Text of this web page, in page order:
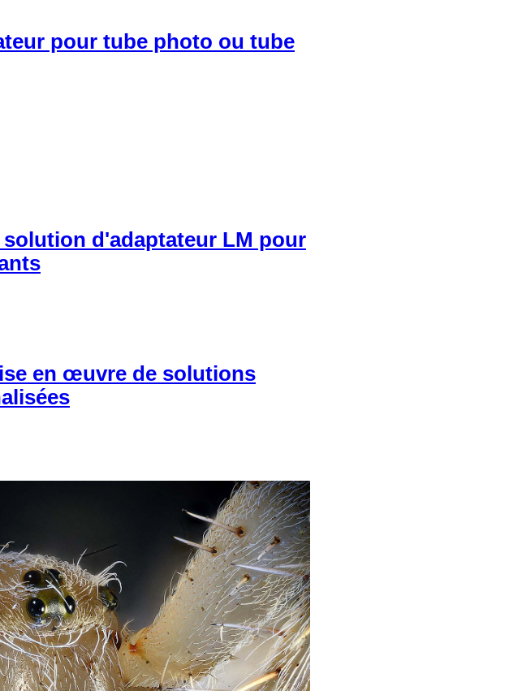
pour tube photo ou tube
d'adaptateur LM pour
en œuvre de solutions